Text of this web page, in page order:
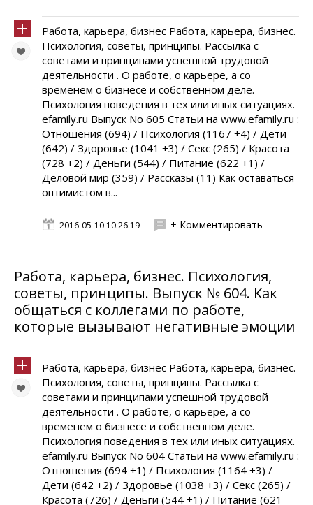
Работа, карьера, бизнес Работа, карьера, бизнес.
Психология, советы, принципы. Рассылка с
советами и принципами успешной трудовой
деятельности . О работе, о карьере, а со
временем о бизнесе и собственном деле.
Психология поведения в тех или иных ситуациях.
efamily.ru Выпуск No 605 Статьи на www.efamily.ru :
Отношения (694) / Психология (1167 +4) / Дети
(642) / Здоровье (1041 +3) / Секс (265) / Красота
(728 +2) / Деньги (544) / Питание (622 +1) /
Деловой мир (359) / Рассказы (11) Как оставаться
оптимистом в...
2016-05-10 10:26:19 + Комментировать
Работа, карьера, бизнес. Психология,
советы, принципы. Выпуск № 604. Как
общаться с коллегами по работе,
которые вызывают негативные эмоции
Работа, карьера, бизнес Работа, карьера, бизнес.
Психология, советы, принципы. Рассылка с
советами и принципами успешной трудовой
деятельности . О работе, о карьере, а со
временем о бизнесе и собственном деле.
Психология поведения в тех или иных ситуациях.
efamily.ru Выпуск No 604 Статьи на www.efamily.ru :
Отношения (694 +1) / Психология (1164 +3) /
Дети (642 +2) / Здоровье (1038 +3) / Секс (265) /
Красота (726) / Деньги (544 +1) / Питание (621